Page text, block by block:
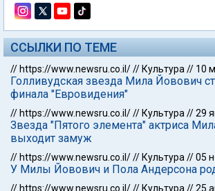
ССЫЛКИ ПО ТЕМЕ
// https://www.newsru.co.il/// Культура // 10
Голливудская звезда Мила Йовович
финала "Евровидения"
// https://www.newsru.co.il/// Культура //29
Звезда "Пятого элемента" актриса
выходит замуж
// https://www.newsru.co.il/// Культура //05
У Милы Йовович и Пола Андерсона
// https://www.newsru.co.il/// Культура //25